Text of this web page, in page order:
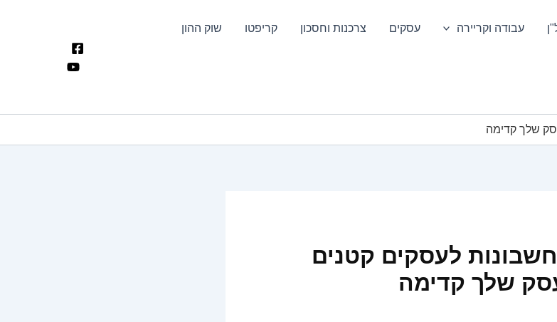
עבודה וקריירה עסקים צרכנות וחסכון קריפטו שוק ההון
שלך קדימה
לעסקים קטנים
שלך קדימה